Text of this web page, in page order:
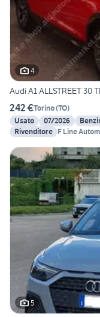
4
Audi A1 ALLSTREET 30
242 €Torino(TO)
Usato
07/2026
Rivenditore F Line
5